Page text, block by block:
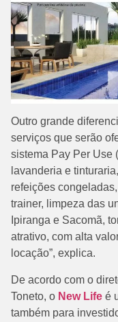
Outro grande
serviços que serão
sistema Pay Per Use
lavanderia e
refeições
trainer, limpeza das
Ipiranga e Sacomã,
atrativo, com alta
locação”, explica.
De acordo com o
Toneto, o New Life é
também para